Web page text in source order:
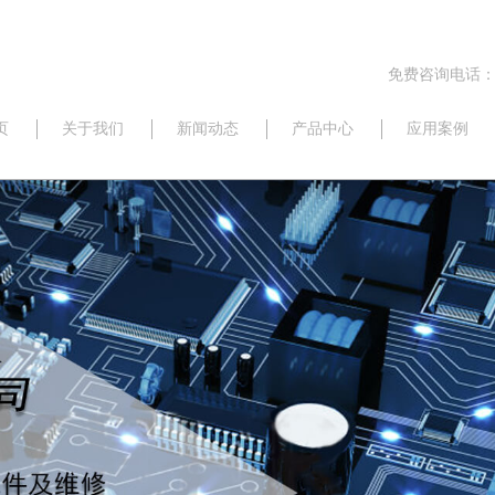
免费咨询电话
关于我们 新闻动态
公司动态
行业信息
最新资讯
产品中心
研华
威强
新汉
三碁
佛斯特
西门子
应用案例